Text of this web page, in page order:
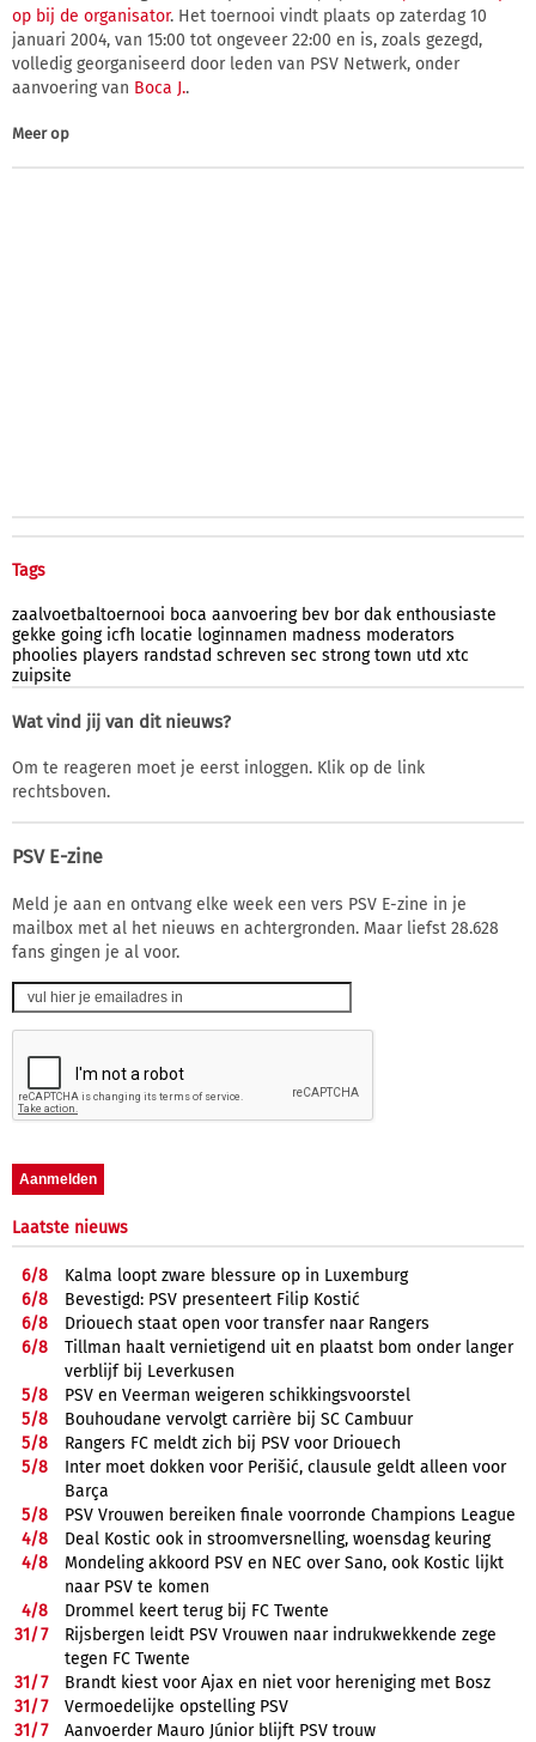
op bij de organisator. Het toernooi vindt plaats op zaterdag 10
januari 2004, van 15:00 tot ongeveer 22:00 en is, zoals gezegd,
volledig georganiseerd door leden van PSV Netwerk, onder
aanvoering van Boca J..
Meer op
Tags
zaalvoetbaltoernooi boca aanvoering bev bor dak enthousiaste
gekke going icfh locatie loginnamen madness moderators
phoolies players randstad schreven sec strong town utd xtc
zuipsite
Wat vind jij van dit nieuws?
Om te reageren moet je eerst inloggen. Klik op de link
rechtsboven.
PSV E-zine
Meld je aan en ontvang elke week een vers PSV E-zine in je
mailbox met al het nieuws en achtergronden. Maar liefst 28.628
fans gingen je al voor.
Laatste nieuws
6/8
Kalma loopt zware blessure op in Luxemburg
6/8
Bevestigd: PSV presenteert Filip Kostić
6/8
Driouech staat open voor transfer naar Rangers
6/8
Tillman haalt vernietigend uit en plaatst bom onder langer
verblijf bij Leverkusen
5/8
PSV en Veerman weigeren schikkingsvoorstel
5/8
Bouhoudane vervolgt carrière bij SC Cambuur
5/8
Rangers FC meldt zich bij PSV voor Driouech
5/8
Inter moet dokken voor Perišić, clausule geldt alleen voor
Barça
5/8
PSV Vrouwen bereiken finale voorronde Champions League
4/8
Deal Kostic ook in stroomversnelling, woensdag keuring
4/8
Mondeling akkoord PSV en NEC over Sano, ook Kostic lijkt
naar PSV te komen
4/8
Drommel keert terug bij FC Twente
31/7
Rijsbergen leidt PSV Vrouwen naar indrukwekkende zege
tegen FC Twente
31/7
Brandt kiest voor Ajax en niet voor hereniging met Bosz
31/7
Vermoedelijke opstelling PSV
31/7
Aanvoerder Mauro Júnior blijft PSV trouw